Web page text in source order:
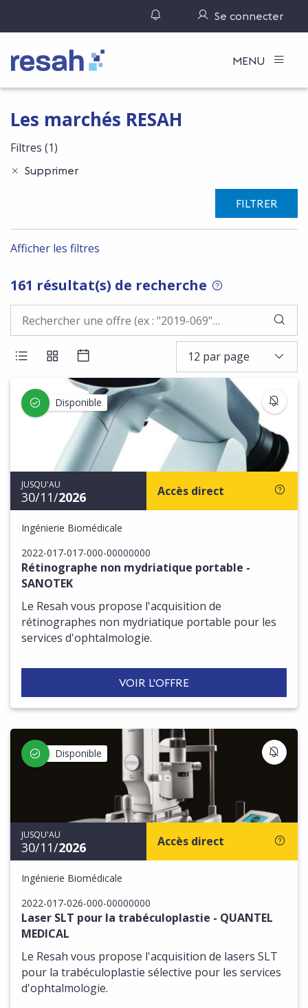
Gérer ses notifications
Se connecter
Logo Resah MENU
Les marchés RESAH
Filtres (1)
Supprimer
FILTRER
Afficher les filtres
161 résultat(s) de recherche
AFFICHER LES RÉSULTATS EN LISTE
AFFICHER LES RÉSULTATS EN BLOCS
AFFICHER LES RÉSULTATS SOUS
12 par page
Disponible
JUSQU'AU
30/11/2026 Accès direct
Ingénierie Biomédicale
2022-017-017-000-00000000
Rétinographe non mydriatique portable -
SANOTEK
Le Resah vous propose l'acquisition de
rétinographes non mydriatique portable pour les
services d'ophtalmologie.
VOIR L'OFFRE
Disponible
JUSQU'AU
30/11/2026 Accès direct
Ingénierie Biomédicale
2022-017-026-000-00000000
Laser SLT pour la trabéculoplastie - QUANTEL
MEDICAL
Le Resah vous propose l'acquisition de lasers SLT
pour la trabéculoplastie sélective pour les services
d'ophtalmologie.